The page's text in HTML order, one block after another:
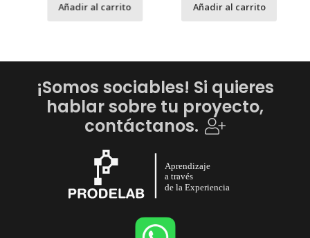
Añadir al carrito
originalactual
Añadir al carrito
¡Somos sociables! Si quieres
hablar sobre tu proyecto,
contáctanos.